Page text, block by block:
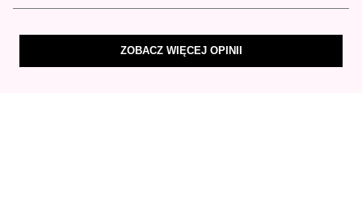
ZOBACZ WIĘCEJ OPINII